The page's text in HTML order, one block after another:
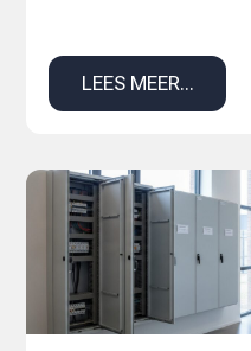
LEES MEER...